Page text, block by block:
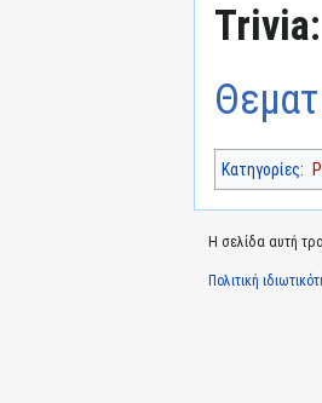
Trivia:
Κατηγορίες:
Η σελίδα αυτή
Πολιτική